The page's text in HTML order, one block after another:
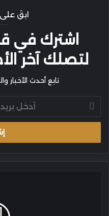
ابقَ على
اشترك في
لتصلك آخر
تابع أحدث الأخبار
بريدك
الإلكتروني